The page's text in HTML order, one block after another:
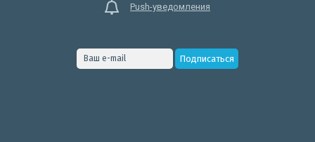
Push-уведомления